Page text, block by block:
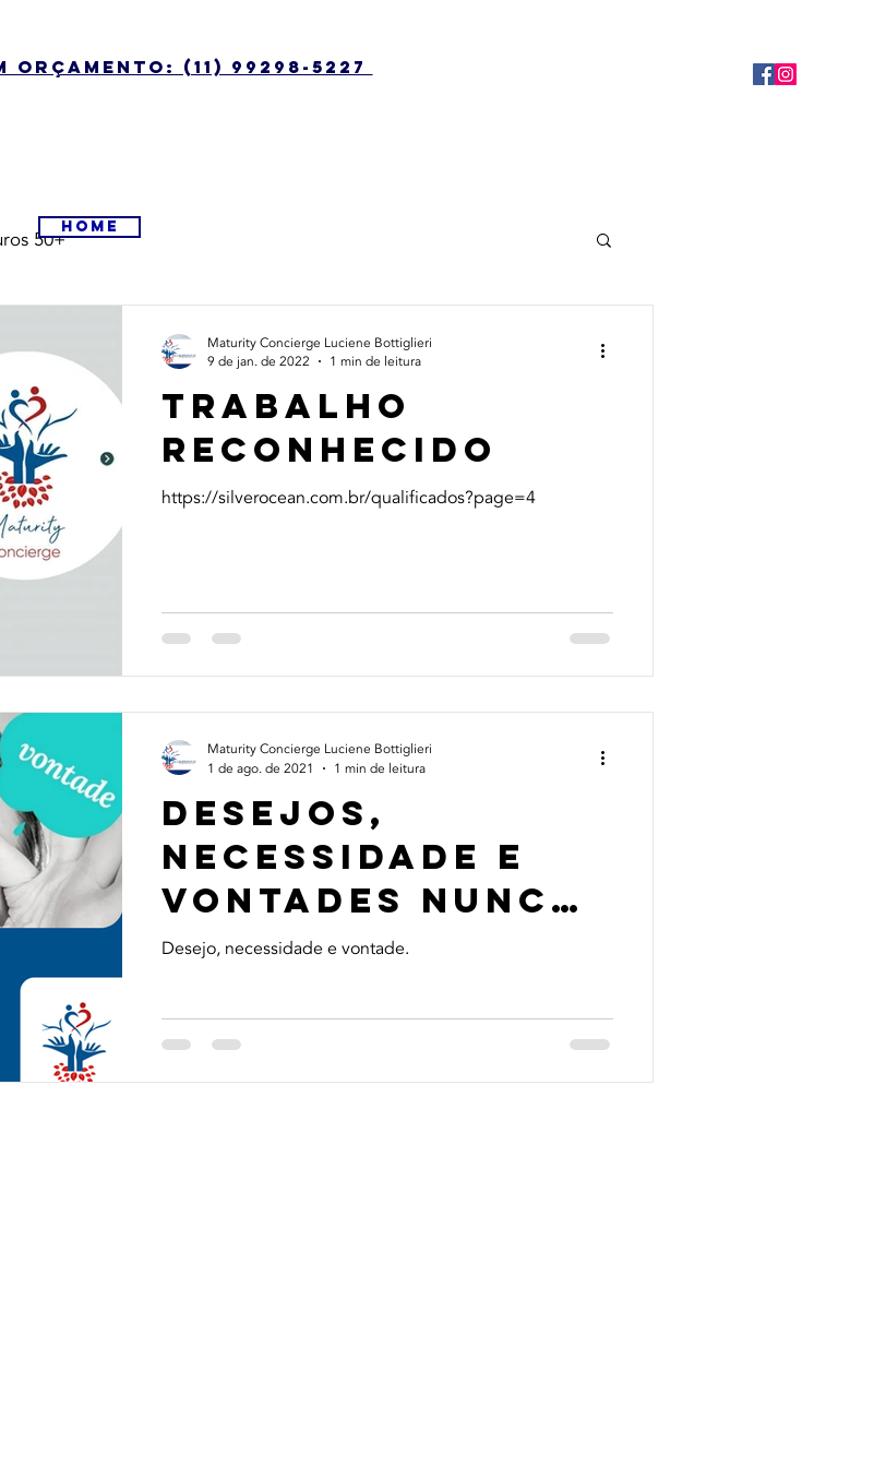
orçamento: (11) 99298-5227
50+
Trabalho
reconhecido
https://silverocean.com.br/qualificados?page=4
Maturity Concierge Luciene Bottiglieri
9 de jan. de 2022
1 min de leitura
Desejos,
necessidade e
vontades nunca
acabam.
Desejo, necessidade e vontade.
Maturity Concierge Luciene Bottiglieri
1 de ago. de 2021
1 min de leitura
Home